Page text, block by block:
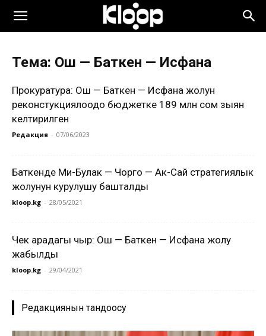
Тема: Ош — Баткен — Исфана
Прокуратура: Ош — Баткен — Исфана жолун
реконстукциялоодо бюджетке 189 млн сом зыян
келтирилген
Редакция - 07/06/2023
Баткенде Миң-Булак — Чорго — Ак-Сай стратегиялык
жолунун курулушу башталды
kloop.kg - 28/05/2021
Чек арадагы чыр: Ош — Баткен — Исфана жолу
жабылды
kloop.kg - 29/04/2021
Редакциянын тандоосу